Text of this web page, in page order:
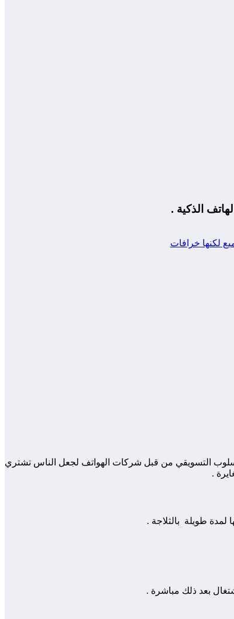
التسويقي من قبل شركات الهواتف لجعل الناس تشتري
استعمال الشاحن اصلي من شركة مغايرة .
طويلة بالثلاجة .
بعد ذلك مباشرة .